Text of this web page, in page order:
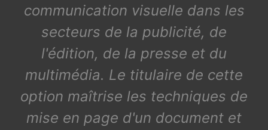
communication visuelle dans les
secteurs de la publicité, de
l'édition, de la presse et du
multimédia. Le titulaire de cette
option maîtrise les techniques de
mise en page d'un document et